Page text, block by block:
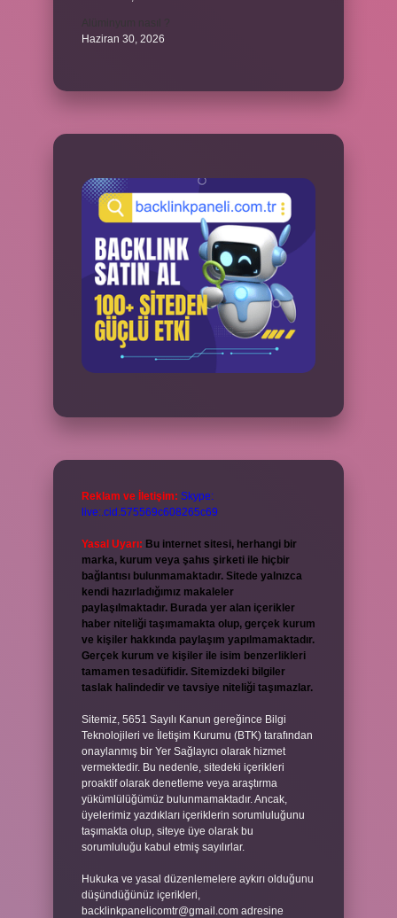
Haziran 30, 2026
Reklam ve İletişim: Skype:
live:.cid.575569c608265c69
Yasal Uyarı: Bu internet sitesi, herhangi bir
marka, kurum veya şahıs şirketi ile hiçbir
bağlantısı bulunmamaktadır. Sitede yalnızca
kendi hazırladığımız makaleler
paylaşılmaktadır. Burada yer alan içerikler
haber niteliği taşımamakta olup, gerçek kurum
ve kişiler hakkında paylaşım yapılmamaktadır.
Gerçek kurum ve kişiler ile isim benzerlikleri
tamamen tesadüfidir. Sitemizdeki bilgiler
taslak halindedir ve tavsiye niteliği taşımazlar.
Sitemiz, 5651 Sayılı Kanun gereğince Bilgi
Teknolojileri ve İletişim Kurumu (BTK) tarafından
onaylanmış bir Yer Sağlayıcı olarak hizmet
vermektedir. Bu nedenle, sitedeki içerikleri
proaktif olarak denetleme veya araştırma
yükümlülüğümüz bulunmamaktadır. Ancak,
üyelerimiz yazdıkları içeriklerin sorumluluğunu
taşımakta olup, siteye üye olarak bu
sorumluluğu kabul etmiş sayılırlar.
Hukuka ve yasal düzenlemelere aykırı olduğunu
düşündüğünüz içerikleri,
backlinkpanelicomtr@gmail.com adresine